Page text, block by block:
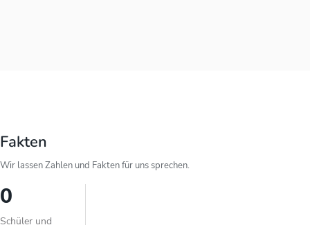
Fakten
Wir lassen Zahlen und Fakten für uns sprechen.
0
Schüler und